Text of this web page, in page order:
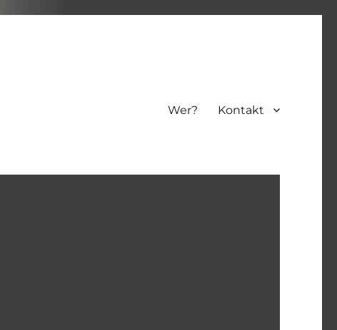
Wer? Kontakt